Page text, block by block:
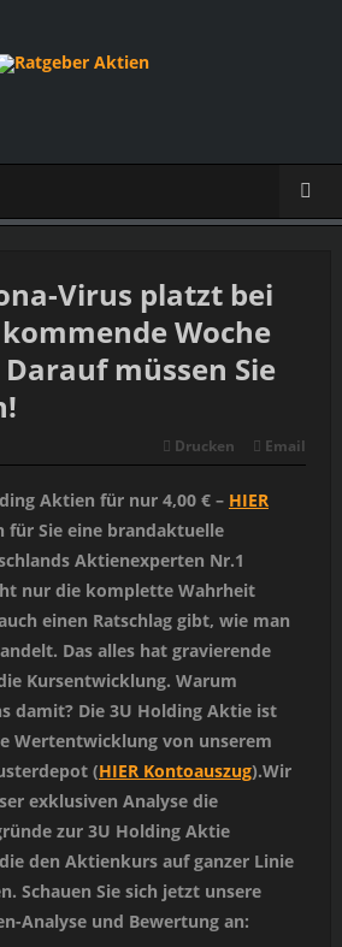
Virus platzt bei
Woche
müssen Sie
Drucken Email
Aktien für nur 4,00 € – HIER
für Sie eine brandaktuelle
Aktienexperten Nr.1
nur die komplette Wahrheit
einen Ratschlag gibt, wie man
Das alles hat gravierende
Kursentwicklung. Warum
damit? Die 3U Holding Aktie ist
Wertentwicklung von unserem
(HIER Kontoauszug).Wir
exklusiven Analyse die
zur 3U Holding Aktie
den Aktienkurs auf ganzer Linie
Schauen Sie sich jetzt unsere
Analyse und Bewertung an: